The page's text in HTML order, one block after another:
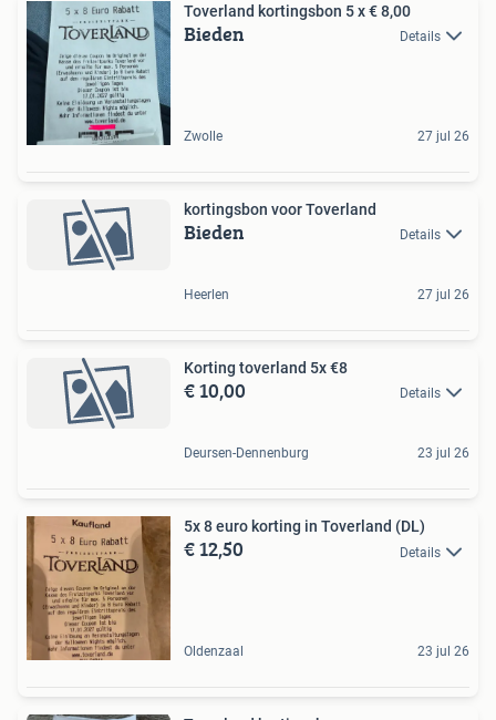
Toverland kortingsbon 5 x € 8,00
Bieden Details
Zwolle 27 jul 26
kortingsbon voor Toverland
Bieden Details
Heerlen 27 jul 26
Korting toverland 5x €8
€ 10,00 Details
Deursen-Dennenburg 23 jul 26
5x 8 euro korting in Toverland (DL)
€ 12,50 Details
Oldenzaal 23 jul 26